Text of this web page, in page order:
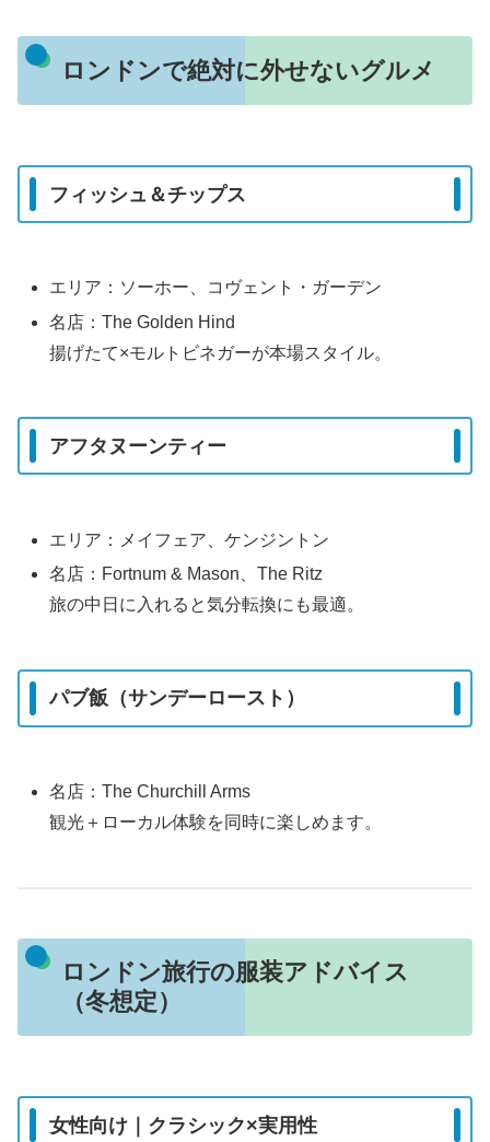
ロンドンで絶対に外せないグルメ
フィッシュ＆チップス
エリア：ソーホー、コヴェント・ガーデン
名店：The Golden Hind
揚げたて×モルトビネガーが本場スタイル。
アフタヌーンティー
エリア：メイフェア、ケンジントン
名店：Fortnum & Mason、The Ritz
旅の中日に入れると気分転換にも最適。
パブ飯（サンデーロースト）
名店：The Churchill Arms
観光＋ローカル体験を同時に楽しめます。
ロンドン旅行の服装アドバイス
（冬想定）
女性向け｜クラシック×実用性